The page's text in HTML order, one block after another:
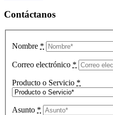
Contáctanos
Nombre *
Correo electrónico *
Producto o Servicio *
Asunto *